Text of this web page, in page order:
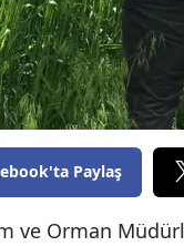
Paylaş
ve Orman